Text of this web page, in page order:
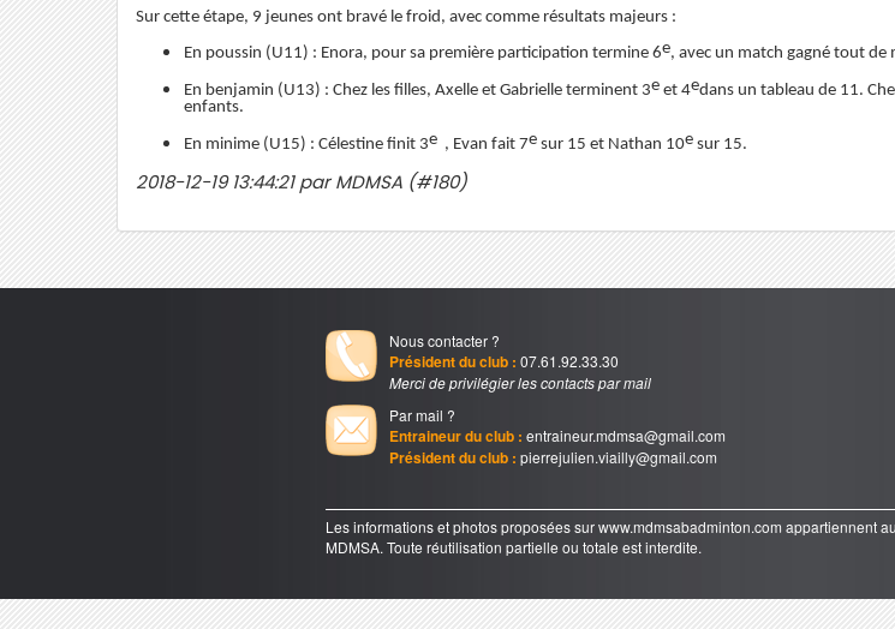
Sur cette étape, 9 jeunes ont bravé le froid, avec comme résultats majeurs :
En poussin (U11) : Enora, pour sa première participation termine 6e, avec un match gagné tout de
En benjamin (U13) : Chez les filles, Axelle et Gabrielle terminent 3e et 4edans un tableau de 11.
enfants.
En minime (U15) : Célestine finit 3e , Evan fait 7e sur 15 et Nathan 10e sur 15.
2018-12-19 13:44:21 par MDMSA (#180)
Nous contacter ?
Président du club : 07.61.92.33.30
Merci de privilégier les contacts par mail
Par mail ?
Entraineur du club : entraineur.mdmsa@gmail.com
Président du club : pierrejulien.viailly@gmail.com
Les informations et photos proposées sur www.mdmsabadminton.com appartiennent au
MDMSA. Toute réutilisation partielle ou totale est interdite.